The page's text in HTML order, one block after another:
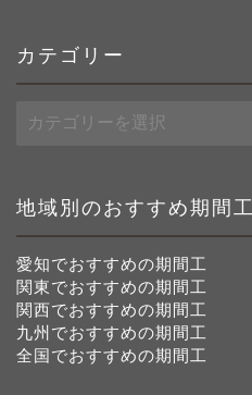
カテゴリー
テ
ー
地域別のおすすめ期間工
愛知でおすすめの期間工
関東でおすすめの期間工
関西でおすすめの期間工
九州でおすすめの期間工
全国でおすすめの期間工